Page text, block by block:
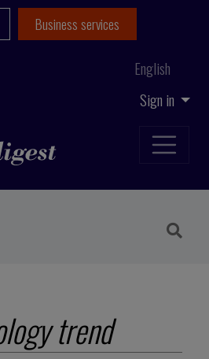
Sign in
English
Business services
trend